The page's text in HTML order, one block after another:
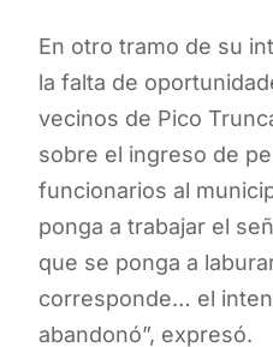
En otro tramo de su
la falta de
vecinos de Pico
sobre el ingreso de
funcionarios al
ponga a trabajar el
que se ponga a
corresponde… el
abandonó”, expresó.